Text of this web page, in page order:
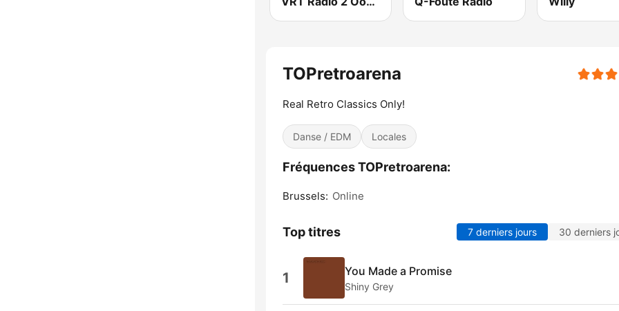
TOPretroarena
Real Retro Classics Only!
Danse / EDM Locales
Fréquences TOPretroarena:
Brussels: Online
Top titres 7 derniers jours 30 derniers
1 You Made a Promise
Shiny Grey